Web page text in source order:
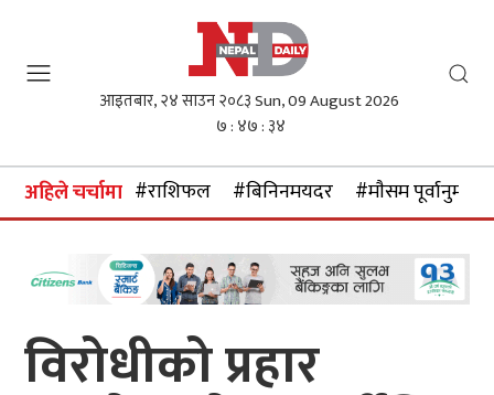
आइतबार, २४ साउन २०८३Sun, 09 August 2026
७ : ४७ : ३५
अहिले चर्चामा #राशिफल #बिनिनमयदर #माैसम पूर्वानुमान
विरोधीको प्रहार